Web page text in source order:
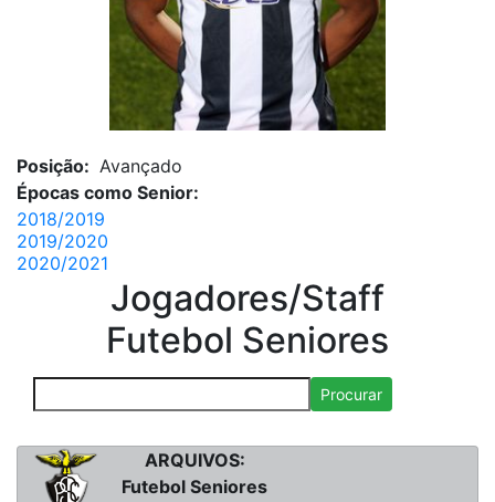
Posição: Avançado
Épocas como Senior:
2018/2019
2019/2020
2020/2021
Jogadores/Staff
Futebol Seniores
Procurar
ARQUIVOS:
Futebol Seniores